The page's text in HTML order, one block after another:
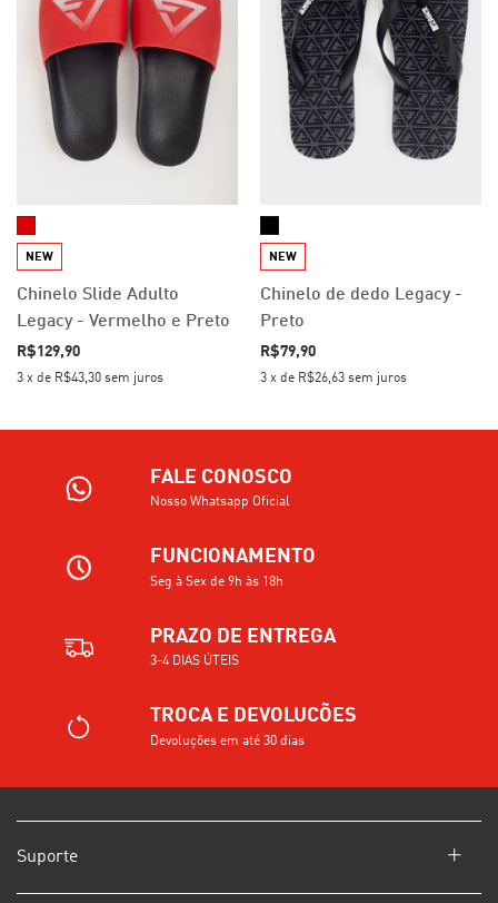
NEW
Chinelo Slide Adulto
Legacy - Vermelho e Preto
R$129,90
3 x de R$43,30 sem juros
NEW
Chinelo de dedo Legacy -
Preto
R$79,90
3 x de R$26,63 sem juros
FALE CONOSCO
Nosso Whatsapp Oficial
FUNCIONAMENTO
Seg à Sex de 9h às 18h
PRAZO DE ENTREGA
3-4 DIAS ÚTEIS
TROCA E DEVOLUCÕES
Devoluções em até 30 dias
Suporte